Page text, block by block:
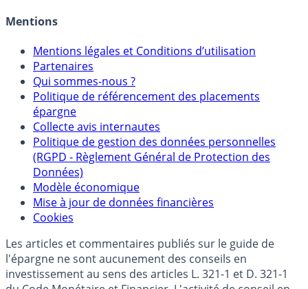
Mentions
Mentions légales et Conditions d’utilisation
Partenaires
Qui sommes-nous ?
Politique de référencement des placements
épargne
Collecte avis internautes
Politique de gestion des données personnelles
(RGPD - Règlement Général de Protection des
Données)
Modèle économique
Mise à jour de données financières
Cookies
Les articles et commentaires publiés sur le guide de
l'épargne ne sont aucunement des conseils en
investissement au sens des articles L. 321-1 et D. 321-1